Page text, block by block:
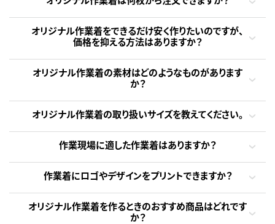
オリジナル作業着をできるだけ安く作りたいのですが、
価格を抑える方法はありますか？
オリジナル作業着の素材はどのようなものがあります
か？
オリジナル作業着の取り扱いサイズを教えてください。
作業現場に適した作業着はありますか？
作業着にロゴやデザインをプリントできますか？
オリジナル作業着を作るときのおすすめ商品はどれです
か？